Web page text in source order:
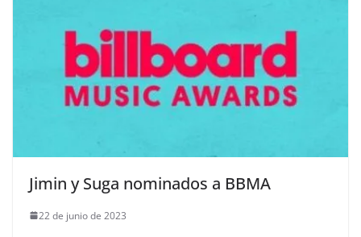
Jimin y Suga nominados a BBMA
22 de junio de 2023